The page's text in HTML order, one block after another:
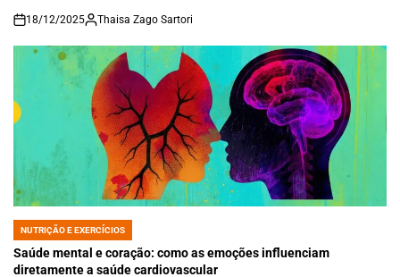
on
18/12/2025 Thaisa Zago Sartori
POSTED
IN
NUTRIÇÃO E EXERCÍCIOS
Saúde mental e coração: como as emoções influenciam
diretamente a saúde cardiovascular